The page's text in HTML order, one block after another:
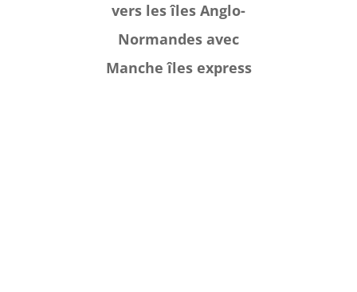
vers les îles Anglo-
Normandes avec
Manche îles express